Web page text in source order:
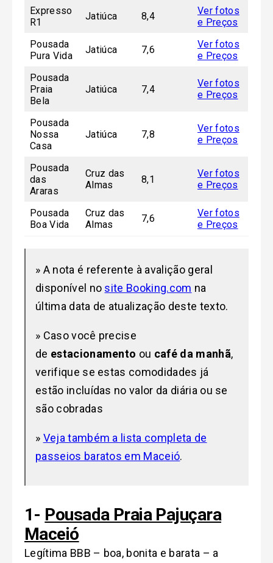
Expresso
R1
Jatiúca 8,4
Ver fotos
e Preços
Pousada
Pura Vida
Jatiúca 7,6
Ver fotos
e Preços
Pousada
Praia
Bela
Jatiúca 7,4
Ver fotos
e Preços
Pousada
Nossa
Casa
Jatiúca 7,8
Ver fotos
e Preços
Pousada
das
Araras
Cruz das
Almas
8,1
Ver fotos
e Preços
Pousada
Boa Vida
Cruz das
Almas
7,6
Ver fotos
e Preços
» A nota é referente à avalição geral
disponível no site Booking.com na
última data de atualização deste texto.
» Caso você precise
de estacionamento ou café da manhã,
verifique se estas comodidades já
estão incluídas no valor da diária ou se
são cobradas
» Veja também a lista completa de
passeios baratos em Maceió.
1- Pousada Praia Pajuçara
Maceió
Legítima BBB – boa, bonita e barata – a